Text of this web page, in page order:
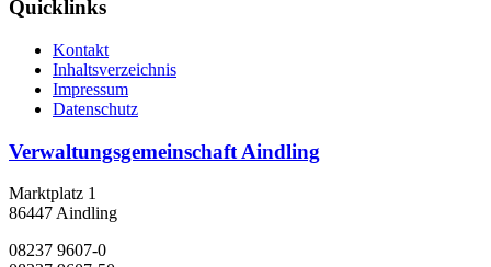
Quicklinks
Kontakt
Inhaltsverzeichnis
Impressum
Datenschutz
Verwaltungsgemeinschaft Aindling
Marktplatz 1
86447 Aindling
08237 9607-0